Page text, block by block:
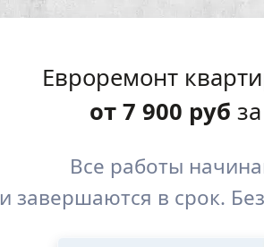
Евроремонт
от 7 900 руб
Все работы
и завершаются в срок.